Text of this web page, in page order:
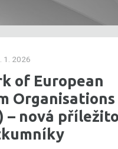
1. 2026
of European
Organisations
– nová